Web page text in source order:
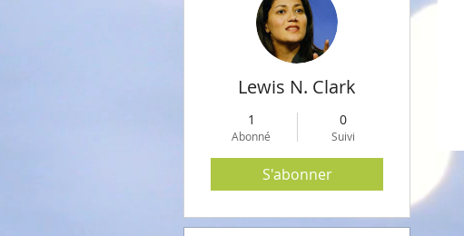
Lewis N. Clark
1
Abonné
0
Suivi
S'abonner